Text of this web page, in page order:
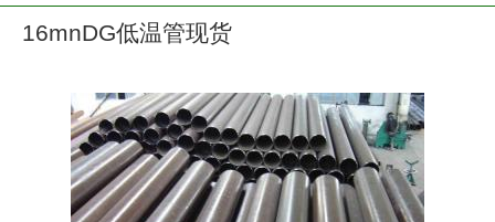
16mnDG低温管现货